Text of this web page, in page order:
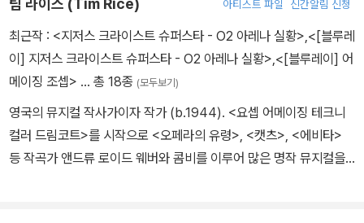
명이 관람한 사상 최고의 인기 뮤지컬로 기록된 바 있다.
팀 라이스 (Tim Rice) 아티스트 파일 신간알림 신청
최근작 : <지저스 크라이스트 슈퍼스타 - O2 아레나 실황>,<[블루레
이] 지저스 크라이스트 슈퍼스타 - O2 아레나 실황>,<[블루레이] 어
메이징 조셉> … 총 18종 (모두보기)
영국의 뮤지컬 작사가이자 작가 (b.1944). <요셉 어메이징 테크니
컬러 드림코트>를 시작으로 <오페라의 유령>, <캣츠>, <에비타>
등 작곡가 앤드류 로이드 웨버와 콤비를 이루어 많은 명작 뮤지컬을